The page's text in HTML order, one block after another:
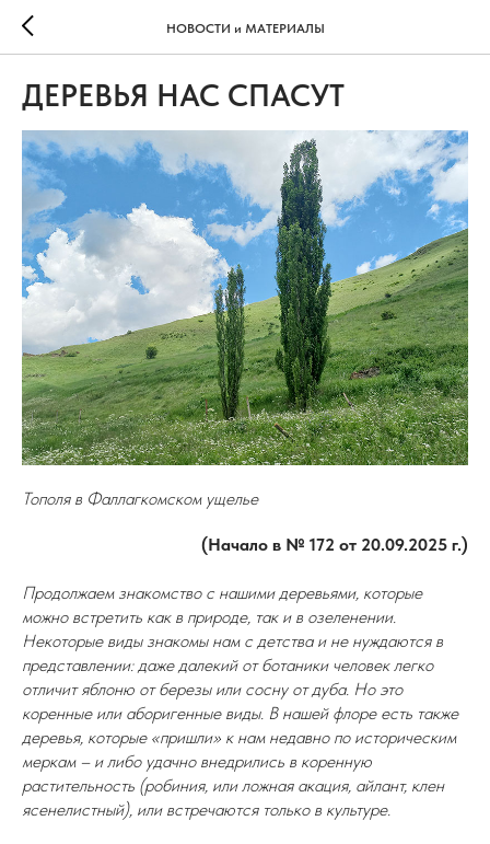
НОВОСТИ и МАТЕРИАЛЫ
ДЕРЕВЬЯ НАС СПАСУТ
Тополя в Фаллагкомском ущелье
(Начало в № 172 от 20.09.2025 г.)
Продолжаем знакомство с нашими деревьями, которые
можно встретить как в природе, так и в озеленении.
Некоторые виды знакомы нам с детства и не нуждаются в
представлении: даже далекий от ботаники человек легко
отличит яблоню от березы или сосну от дуба. Но это
коренные или аборигенные виды. В нашей флоре есть также
деревья, которые «пришли» к нам недавно по историческим
меркам – и либо удачно внедрились в коренную
растительность (робиния, или ложная акация, айлант, клен
ясенелистный), или встречаются только в культуре.